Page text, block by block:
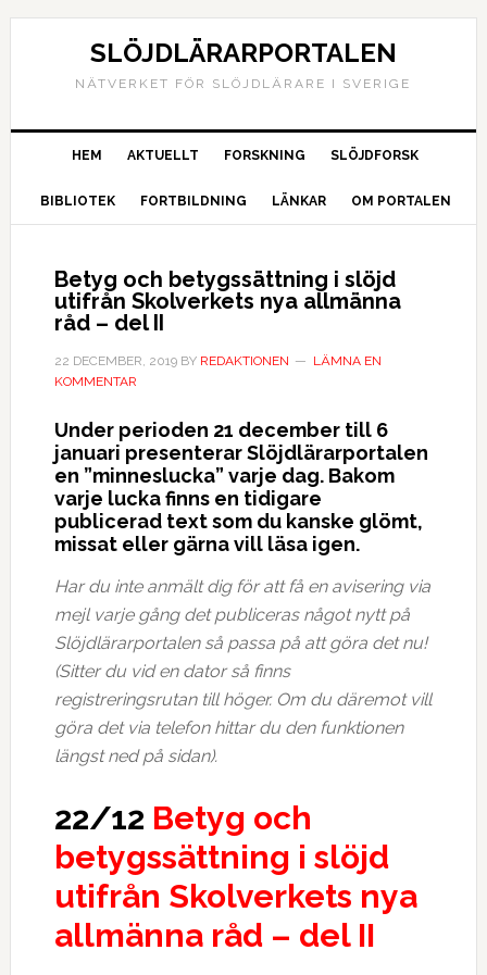
SLÖJDLÄRARPORTALEN
NÄTVERKET FÖR SLÖJDLÄRARE I SVERIGE
HEM AKTUELLT FORSKNING SLÖJDFORSK
BIBLIOTEK FORTBILDNING LÄNKAR OM PORTALEN
Betyg och betygssättning i slöjd
utifrån Skolverkets nya allmänna
råd – del II
22 DECEMBER, 2019BY REDAKTIONEN
LÄMNA EN
KOMMENTAR
Under perioden 21 december till 6
januari presenterar Slöjdlärarportalen
en ”minneslucka” varje dag. Bakom
varje lucka finns en tidigare
publicerad text som du kanske glömt,
missat eller gärna vill läsa igen.
Har du inte anmält dig för att få en avisering via
mejl varje gång det publiceras något nytt på
Slöjdlärarportalen så passa på att göra det nu!
(Sitter du vid en dator så finns
registreringsrutan till höger. Om du däremot vill
göra det via telefon hittar du den funktionen
längst ned på sidan).
22/12 Betyg och
betygssättning i slöjd
utifrån Skolverkets nya
allmänna råd – del II